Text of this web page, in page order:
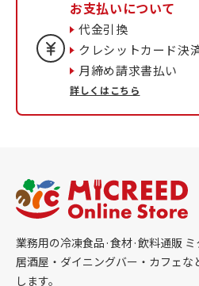
お支払いについて
代金引換
クレシットカード決
月締め請求書払い
詳しくはこちら
業務用の冷凍食品·食材·飲料通販 ミ
居酒屋・ダイニングバー・カフェな
します。